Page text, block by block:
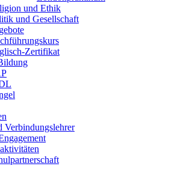
und Ethik
und Gesellschaft
Zertifikat
Verbindungslehrer